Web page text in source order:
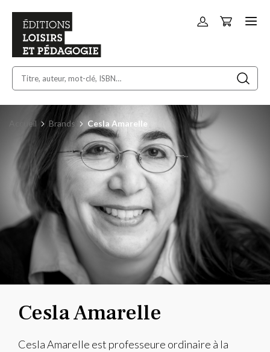
Allez
Panier
Accueil Brands Cesla Amarelle
Cesla Amarelle
Cesla Amarelle est professeure ordinaire à la